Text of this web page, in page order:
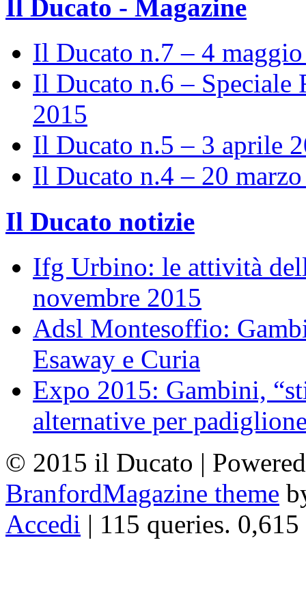
Il Ducato - Magazine
Il Ducato n.7 – 4
Il Ducato n.6 – Speciale
2015
Il Ducato n.5 – 3 aprile
Il Ducato n.4 – 20
Il Ducato notizie
Ifg Urbino: le attività
novembre 2015
Adsl Montesoffio:
Esaway e Curia
Expo 2015: Gambini,
alternative per
© 2015 il Ducato |
BranfordMagazine theme
Accedi | 115 queries. 0,615